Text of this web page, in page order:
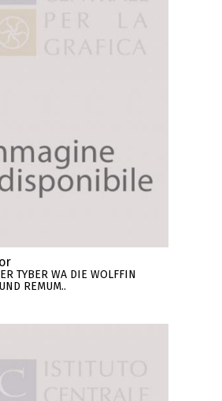
TYBER WA DIE WOLFFIN
REMUM..